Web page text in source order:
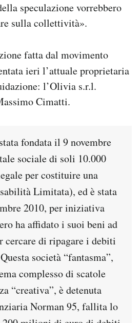
speculazione vorrebbero
sulla collettività».
fatta dal movimento
ieri l’attuale proprietaria
l’Olivia s.r.l.
Cimatti.
fondata il 9 novembre
sociale di soli 10.000
per costituire una
Limitata), ed è stata
2010, per iniziativa
ha affidato i suoi beni ad
cercare di ripagare i debiti
società “fantasma”,
complesso di scatole
“creativa”, è detenuta
Norman 95, fallita lo